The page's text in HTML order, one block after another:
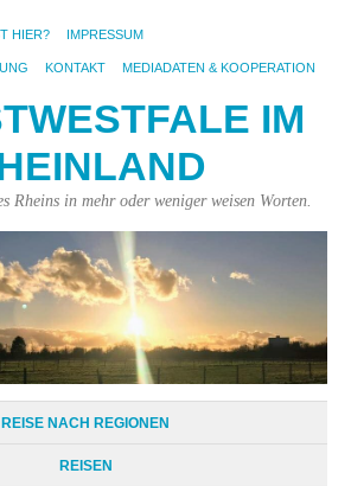
HIER? IMPRESSUM
KONTAKT MEDIADATEN & KOOPERATION
IM
Rheins in mehr oder weniger weisen Worten.
REISE NACH REGIONEN
REISEN